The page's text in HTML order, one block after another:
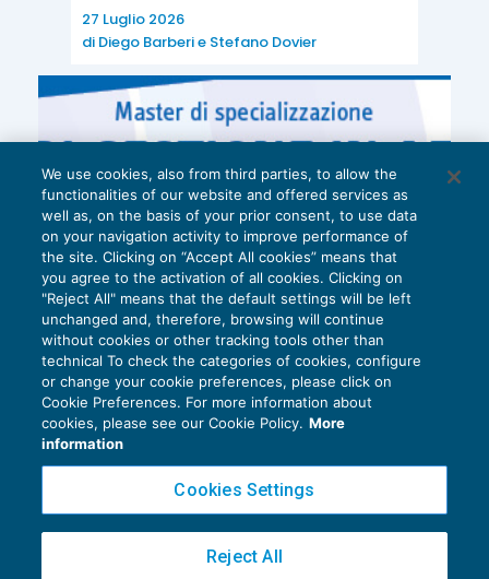
27 Luglio 2026
di Diego Barberie Stefano Dovier
Privacy Policy
Cookie Policy
Copyright 2016 ©Gruppo Euroconference S.p.A.v2.32.4
Piazza Luigi Einaudi, 10N01 - 20124 Milano - info@ecnews.it
We use cookies, also from third parties, to allow the
functionalities of our website and offered services as
well as, on the basis of your prior consent, to use data
on your navigation activity to improve performance of
the site. Clicking on “Accept All cookies” means that
you agree to the activation of all cookies. Clicking on
"Reject All" means that the default settings will be left
unchanged and, therefore, browsing will continue
without cookies or other tracking tools other than
technical To check the categories of cookies, configure
or change your cookie preferences, please click on
Cookie Preferences. For more information about
cookies, please see our Cookie Policy. More
information
Cookies Settings
Reject All